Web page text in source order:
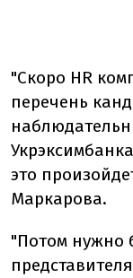
"Скоро HR
перечень
это
Маркарова.
"Потом нужно